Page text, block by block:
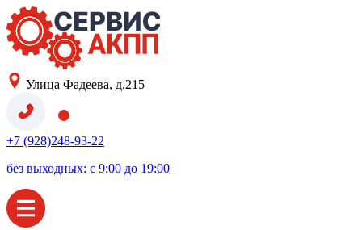
Улица Фадеева, д.215
+7 (928)248-93-22
без выходных: с 9:00 до 19:00